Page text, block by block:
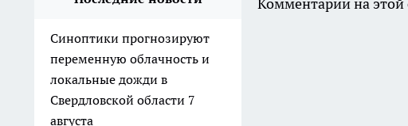
Синоптики прогнозируют
переменную облачность и
локальные дожди в
Свердловской области 7
августа
Комментарии на